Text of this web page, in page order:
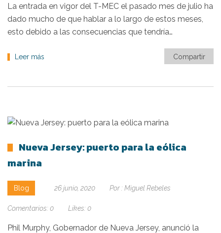
La entrada en vigor del T-MEC el pasado mes de julio ha
dado mucho de que hablar a lo largo de estos meses,
esto debido a las consecuencias que tendría…
Leer más Compartir
Nueva Jersey: puerto para la eólica
marina
Blog 26 junio, 2020 Por : Miguel Rebeles
Comentarios: 0 Likes: 0
Phil Murphy, Gobernador de Nueva Jersey, anunció la